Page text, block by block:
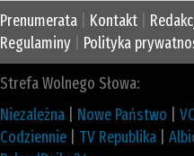
Prenumerata Kontakt
Regulaminy
Polityka
Strefa Wolnego Słowa:
Niezależna
Nowe Państwo
Codziennie
TV Republika